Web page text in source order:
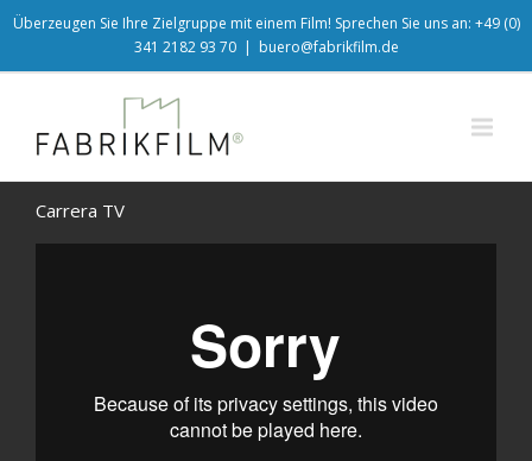
Überzeugen Sie Ihre Zielgruppe mit einem Film! Sprechen Sie uns an: +49 (0)
341 2182 93 70 | buero@fabrikfilm.de
Carrera TV